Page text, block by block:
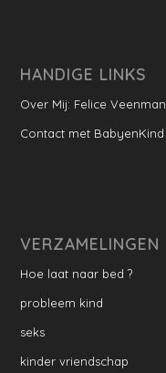
HANDIGE LINKS
Over Mij: Felice Veenman
Contact met BabyenKind
VERZAMELINGEN
Hoe laat naar bed ?
probleem kind
seks
kinder vriendschap